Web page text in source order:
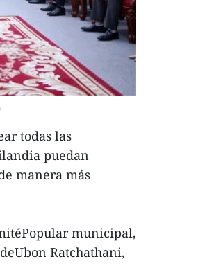
todas las
puedan
manera más
municipal,
Ratchathani,